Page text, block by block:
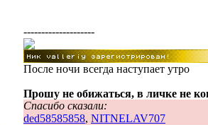
--------------------
После ночи всегда наступает утро
Прошу не обижаться, в личке не
Спасибо сказали:
ded58585858, NITNELAV707